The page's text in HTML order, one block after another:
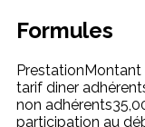
Formules
PrestationMontant
tarif diner
non adhérents
participation au